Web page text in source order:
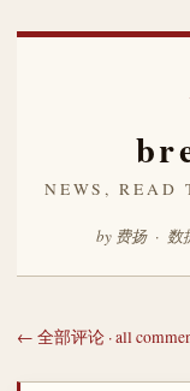
NEWS, READ
by 费扬 · 数
← 全部评论 · all